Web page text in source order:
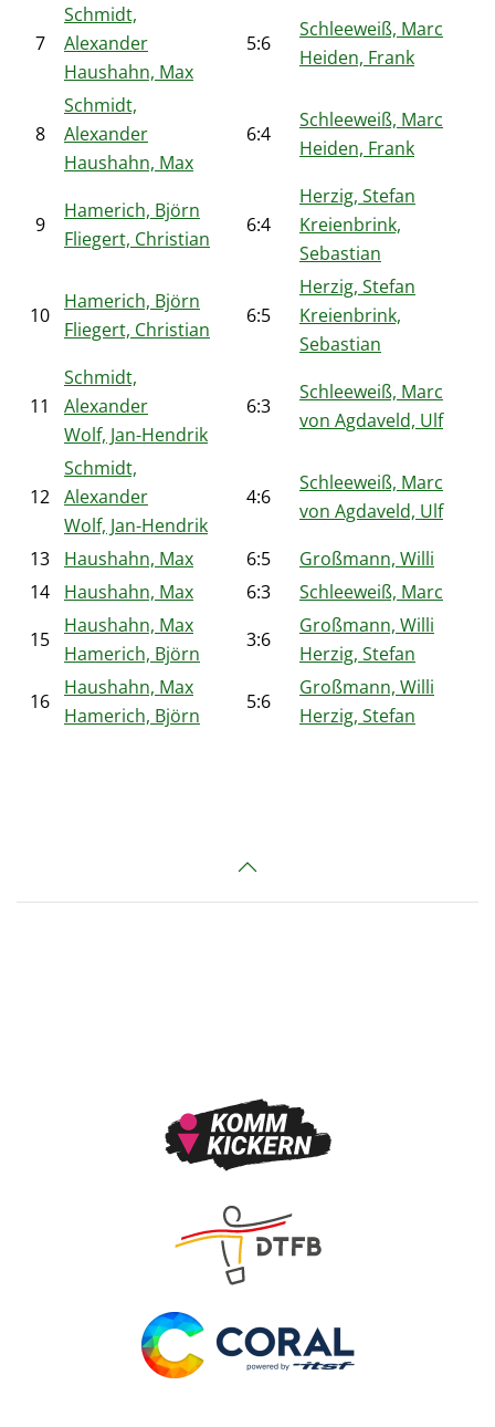
7
Schmidt,
Alexander
Haushahn, Max
5:6
Schleeweiß, Marc
Heiden, Frank
8
Schmidt,
Alexander
Haushahn, Max
6:4
Schleeweiß, Marc
Heiden, Frank
9
Hamerich, Björn
Fliegert, Christian
6:4
Herzig, Stefan
Kreienbrink,
Sebastian
10
Hamerich, Björn
Fliegert, Christian
6:5
Herzig, Stefan
Kreienbrink,
Sebastian
11
Schmidt,
Alexander
Wolf, Jan-Hendrik
6:3
Schleeweiß, Marc
von Agdaveld, Ulf
12
Schmidt,
Alexander
Wolf, Jan-Hendrik
4:6
Schleeweiß, Marc
von Agdaveld, Ulf
13
Haushahn, Max 6:5
Großmann, Willi
14
Haushahn, Max 6:3
Schleeweiß, Marc
15
Haushahn, Max
Hamerich, Björn
3:6
Großmann, Willi
Herzig, Stefan
16
Haushahn, Max
Hamerich, Björn
5:6
Großmann, Willi
Herzig, Stefan